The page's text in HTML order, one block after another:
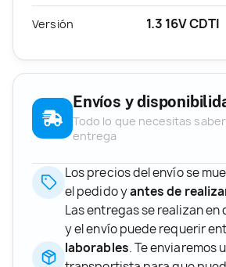
Versión 1.3 16V CDTI
Envíos y
Todo lo que necesitas
entrega
Los precios del envío se
el pedido yantes de
Las entregas se realizan en
y el envío puede requerir
laborables. Te enviaremos